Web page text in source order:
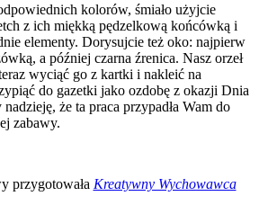
kolorów, śmiało użyjcie
z ich miękką pędzelkową końcówką i
elementy. Dorysujcie też oko: najpierw
a później czarna źrenica. Nasz orzeł
wyciąć go z kartki i nakleić na
do gazetki jako ozdobę z okazji Dnia
że ta praca przypadła Wam do
zabawy.
przygotowała Kreatywny Wychowawca